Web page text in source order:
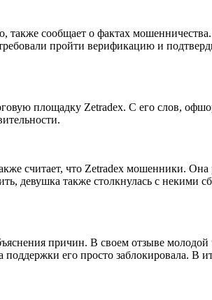
сообщает о фактах
пройти верификацию и
площадку Zetradex. С его слов,
считает, что Zetradex мошенники.
девушка также столкнулась с
причин. В своем отзыве
поддержки его просто заблокировала.